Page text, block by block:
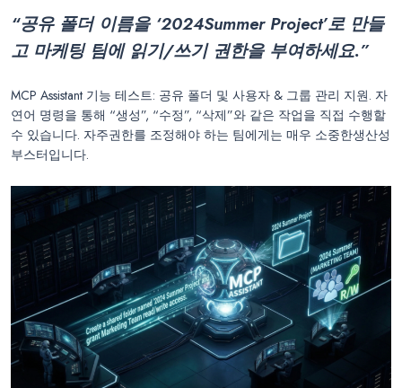
“공유 폴더 이름을 ‘2024Summer Project’로 만들
고 마케팅 팀에 읽기/쓰기 권한을 부여하세요.”
MCP Assistant 기능 테스트: 공유 폴더 및 사용자 & 그룹 관리 지원. 자
연어 명령을 통해 “생성”, “수정”, “삭제”와 같은 작업을 직접 수행할
수 있습니다. 자주권한를 조정해야 하는 팀에게는 매우 소중한생산성
부스터입니다.